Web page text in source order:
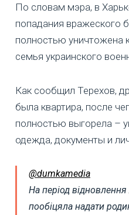
По словам мэра, в
попадания вражеского
полностью уничтожена
семья украинского
Как сообщил Терехов,
была квартира, после
полностью выгорела –
одежда, документы и
@dumkamedia
На період
пообіцяла надати